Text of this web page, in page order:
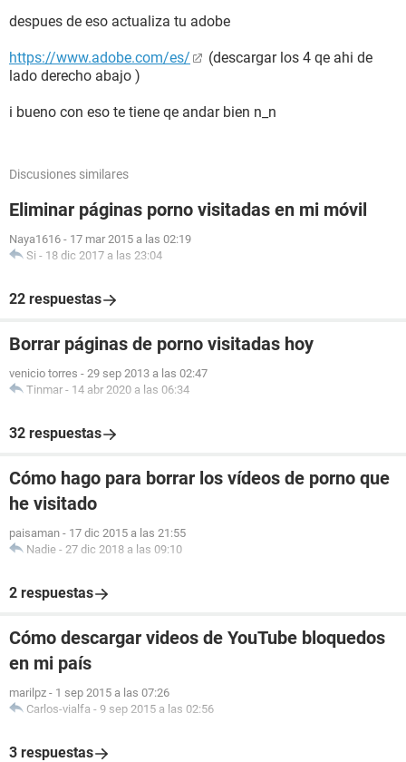
despues de eso actualiza tu adobe
https://www.adobe.com/es/
(descargar los 4 qe ahi de
lado derecho abajo )
i bueno con eso te tiene qe andar bien n_n
Discusiones similares
Eliminar páginas porno visitadas en mi móvil
Naya1616 - 17 mar 2015 a las 02:19
Si - 18 dic 2017 a las 23:04
22 respuestas
Borrar páginas de porno visitadas hoy
venicio torres - 29 sep 2013 a las 02:47
Tinmar - 14 abr 2020 a las 06:34
32 respuestas
Cómo hago para borrar los vídeos de porno que
he visitado
paisaman - 17 dic 2015 a las 21:55
Nadie - 27 dic 2018 a las 09:10
2 respuestas
Cómo descargar videos de YouTube bloquedos
en mi país
marilpz - 1 sep 2015 a las 07:26
Carlos-vialfa - 9 sep 2015 a las 02:56
3 respuestas